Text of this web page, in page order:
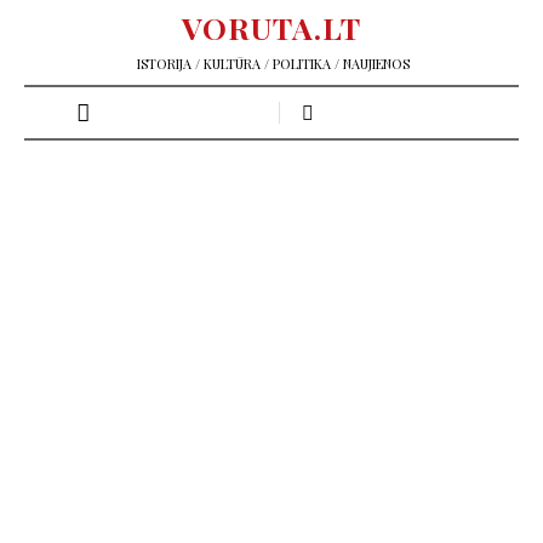
VORUTA.LT
ISTORIJA / KULTŪRA / POLITIKA / NAUJIENOS